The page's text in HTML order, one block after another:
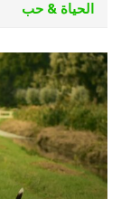
الحياة & حب